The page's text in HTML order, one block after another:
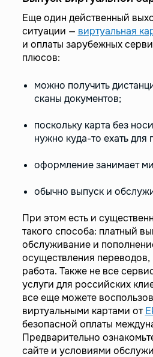
Еще один действенный
ситуации — виртуальная
и оплаты зарубежных
плюсов:
можно получить
сканы документов;
поскольку карта без
нужно куда-то ехать для
оформление занимает
обычно выпуск и
При этом есть и
такого способа: платный
обслуживание и
осуществления переводов,
работа. Также не все
услуги для российских
все еще можете
виртуальными картами от
безопасной оплаты
Предварительно
сайте и условиями